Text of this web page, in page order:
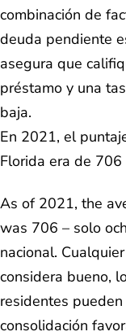
combinación de
deuda pendiente
asegura que
préstamo y una
baja.
En 2021, el
Florida era de 706
As of 2021, the
was 706 – solo
nacional.
considera bueno,
residentes
consolidación